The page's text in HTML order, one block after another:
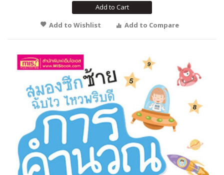
Add to Cart
Add to Wishlist
Add to Compare